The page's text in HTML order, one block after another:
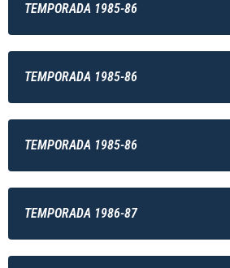
TEMPORADA 1985-86
TEMPORADA 1985-86
TEMPORADA 1985-86
TEMPORADA 1986-87